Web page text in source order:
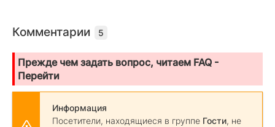
Комментарии 5
Прежде чем задать вопрос, читаем FAQ -
Перейти
Информация
Посетители, находящиеся в группе Гости, не